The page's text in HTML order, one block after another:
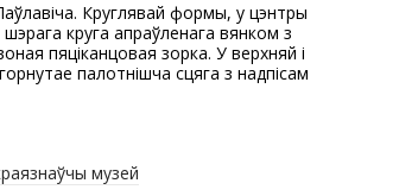
круга апраўленага вянком з
пяціканцовая зорка. У верхняй і
палотнішча сцяга з надпісам
музей